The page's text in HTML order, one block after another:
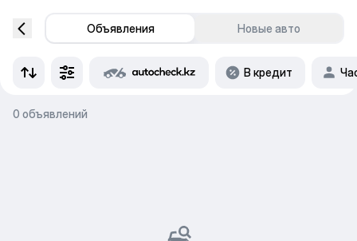
Объявления Новые авто
В кредит
0 объявлений